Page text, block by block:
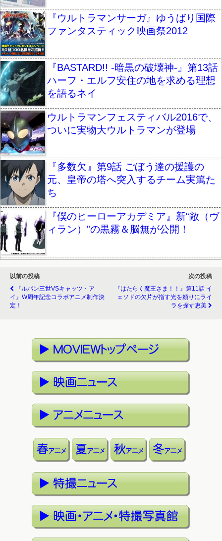
『ウルトラマンサーガ』ゆうばり国際
ファンタスティック映画祭2012
『BASTARD!! -暗黒の破壊神-』第13話
ハーフ・エルフ安住の地を求める理想
を語るネイ
ウルトラマンフェスティバル2016で、
ついに実物大ウルトラマンが登場
『多数欠』第9話 ごぼう達の援護の
元、皇帝の塔へ突入するチーム実篤た
ち
『僕のヒーローアカデミア』新“敵（ヴ
ィラン）”の黒霧＆脳無が公開！
以前の投稿
『ルパン三世VSキャッツ・ア
イ』W周年記念コラボアニメ制作決
定！
次の投稿
『はたらく魔王さま！！』第11話 イ
ェソドの欠片が指す光を頼りにライ
ラを探す恵美